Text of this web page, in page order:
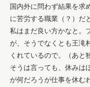
国内外に問わず結果を求
に苦労する職業（？）だ
私はまだ良い方かなと。
が、そうでなくとも王滝
くれているので。（あと
そうは言っても、休みは
が何だろうが仕事を休む